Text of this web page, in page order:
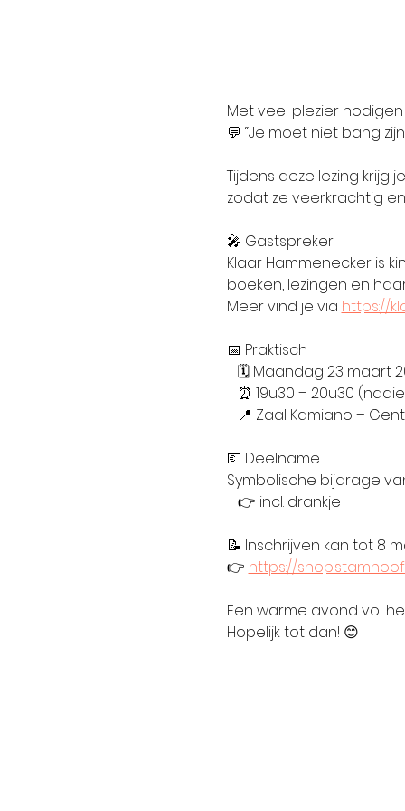
Met veel plezier
💬 “Je moet niet bang
Tijdens deze lezing
zodat ze veerkrachtig
🎤 Gastspreker
Klaar Hammenecker is
boeken, lezingen en
Meer vind je via https://
📅 Praktisch
🗓 Maandag 23 maart
⏰ 19u30 – 20u30
📍 Zaal Kamiano –
💶 Deelname
Symbolische bijdrage
👉 incl. drankje
📝 Inschrijven kan tot 8
👉 https://
Een warme avond vol
Hopelijk tot dan! 😊